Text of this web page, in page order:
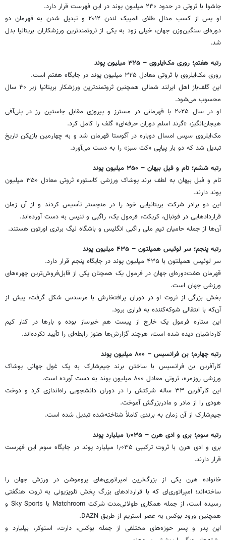
جاشوا با ثروتی در حدود ۲۴۰ میلیون پوند در این فهرست قرار دارد.
او پس از کسب مدال طلای المپیک لندن ۲۰۱۲ و تبدیل شدن به قهرمان دو
دوره‌ای سنگین‌وزن جهان، خیلی زود به یکی از ثروتمندترین ورزشکاران بریتانیا بدل
شد.
رتبه هفتم؛ روری مک‌ایلروی – ۳۲۵ میلیون پوند
روری مک‌ایلروی با ثروتی معادل ۳۲۵ میلیون پوند در جایگاه هفتم است.
این گلف‌باز اهل ایرلند شمالی همچنین ثروتمندترین ورزشکار بریتانیا زیر ۴۰ سال
محسوب می‌شود.
او در سال ۲۰۲۵ با قهرمانی در مسترز و پیروزی مقابل جاستین رز در پلی‌آفی
هیجان‌انگیز، «گرند اسلم دوران حرفه‌ای» گلف را کامل کرد.
مک‌ایلروی سپس امسال دوباره در آگوستا قهرمان شد و به چهارمین بازیکن تاریخ
تبدیل شد که دو بار پیاپی «کت سبز» را به دست می‌آورد.
رتبه ششم؛ تام و فیل بیهان – ۳۵۰ میلیون پوند
تام و فیل بیهان به لطف برند پوشاک ورزشی کاستوره ثروتی معادل ۳۵۰ میلیون
پوند دارند.
این دو برادر شرکت بریتانیایی خود را در منچستر تأسیس کردند و از آن زمان
قراردادهایی در فوتبال، کریکت، فرمول یک، راگبی و تنیس به دست آورده‌اند.
آن‌ها از جمله حامیان تیم ملی راگبی انگلیس و باشگاه لیگ برتری اورتون هستند.
رتبه پنجم؛ سر لوئیس همیلتون – ۴۳۵ میلیون پوند
سر لوئیس همیلتون با ۴۳۵ میلیون پوند در جایگاه پنجم قرار دارد.
قهرمان هفت‌دوره‌ای جهان در فرمول یک همچنان یکی از قابل‌فروش‌ترین چهره‌های
ورزشی جهان است.
بخش بزرگی از ثروت او در دوران پرافتخارش با مرسدس شکل گرفت، پیش از
آن‌که با انتقالی شوکه‌کننده به فراری برود.
این ستاره فرمول یک خارج از پیست هم خبرساز بوده و بارها در کنار کیم
کارداشیان دیده شده است، هرچند گزارش‌ها هنوز رابطه‌ای را تأیید نکرده‌اند.
رتبه چهارم؛ بن فرانسیس – ۸۰۰ میلیون پوند
کارآفرین بن فرانسیس با ساختن برند جیم‌شارک به یک غول جهانی پوشاک
ورزشی روزمره، ثروتی معادل ۸۰۰ میلیون پوند به دست آورده است.
این کارآفرین ۳۳ ساله شرکتش را در دوران دانشجویی راه‌اندازی کرد و دوخت
هودی را از مادر و مادربزرگش آموخت.
جیم‌شارک از آن زمان به برندی کاملاً شناخته‌شده تبدیل شده است.
رتبه سوم؛ بری و ادی هرن – ۱٫۰۳۵ میلیارد پوند
بری و ادی هرن با ثروت ترکیبی ۱٫۰۳۵ میلیارد پوند در جایگاه سوم این فهرست
قرار دارند.
خانواده هرن یکی از بزرگ‌ترین امپراتوری‌های پروموشن در ورزش جهان را
ساخته‌اند؛ امپراتوری‌ای که با قراردادهای بزرگ پخش تلویزیونی به ثروت هنگفتی
رسیده است، از جمله همکاری طولانی‌مدت شرکت Matchroom با Sky Sports و
همچنین ورود بوکس به عصر استریم از طریق DAZN.
این پدر و پسر حوزه‌های مختلفی از جمله بوکس، دارت، اسنوکر، بیلیارد و